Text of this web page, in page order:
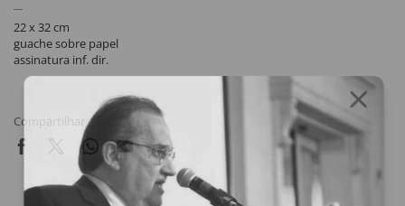
22 x 32 cm
guache sobre papel
assinatura inf. dir.
Compartilhar